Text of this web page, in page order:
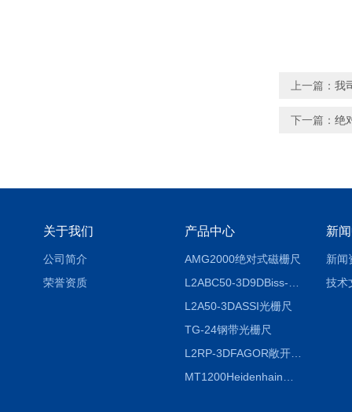
上一篇： 我
下一篇： 绝
关于我们
公司简介
荣誉资质
产品中心
AMG2000绝对式磁栅尺
L2A50-3DASSI光栅尺
TG-24钢带光栅尺
L2RP-3DFAGOR敞开式光栅尺
新
新闻
技术